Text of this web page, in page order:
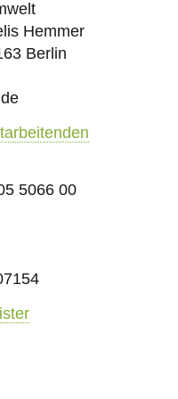
Hemmer
Berlin
5066 00